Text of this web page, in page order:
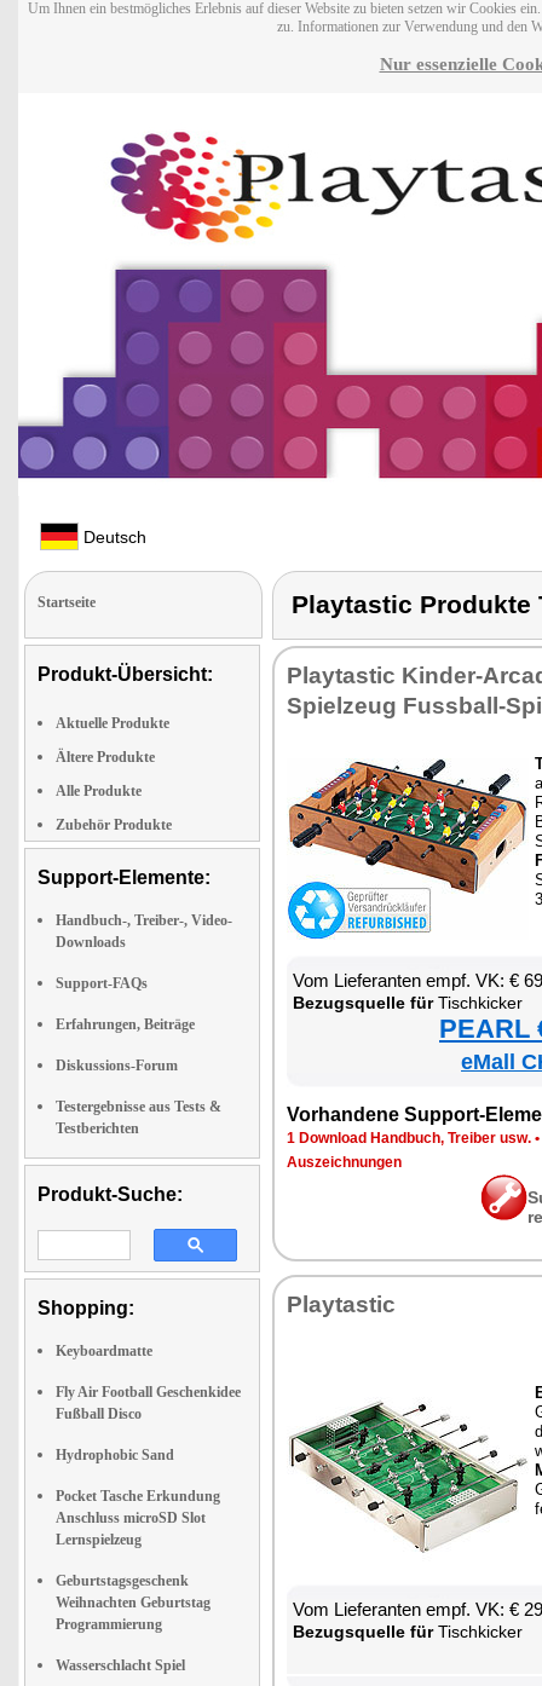
Um Ihnen ein bestmögliches Erlebnis auf dieser Website zu bieten setzen wir Cookies
zu. Informationen zur Verwendung und den
Nur essenzielle
Deutsch
Startseite
Produkt-Übersicht:
Aktuelle Produkte
Ältere Produkte
Alle Produkte
Zubehör Produkte
Support-Elemente:
Handbuch-, Treiber-, Video-
Downloads
Support-FAQs
Erfahrungen, Beiträge
Diskussions-Forum
Testergebnisse aus Tests &
Testberichten
Produkt-Suche:
Shopping:
Keyboardmatte
Fly Air Football Geschenkidee
Fußball Disco
Hydrophobic Sand
Pocket Tasche Erkundung
Anschluss microSD Slot
Lernspielzeug
Geburtstagsgeschenk
Weihnachten Geburtstag
Programmierung
Wasserschlacht Spiel
Playtastic Produkte
Play­tas­tic Kin­der-
Spiel­zeug Fuss­ball-
Vom Lie­fe­ran­ten empf. VK: €
Be­zugs­quel­le fürTisch­ki­cker
PEARL
eMall
Vor­han­de­ne Sup­port-
1 Down­load Hand­buch, Trei­ber usw. •
Aus­zeich­nun­gen
Play­tas­tic
Vom Lie­fe­ran­ten empf. VK: €
Be­zugs­quel­le fürTisch­ki­cker